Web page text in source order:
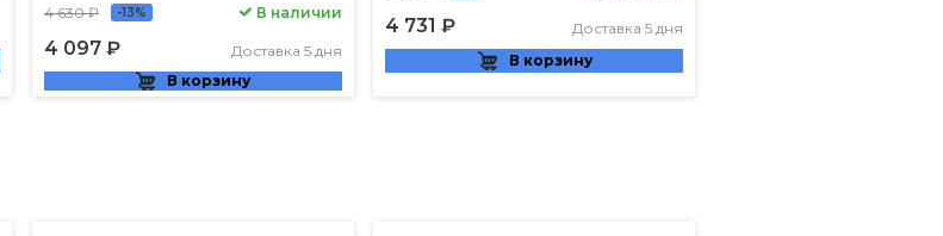
4 630 ₽ -13%
4 097 ₽
В наличии
Доставка 5 дня
В корзину
4 731 ₽
Доставка 5 дня
В корзину